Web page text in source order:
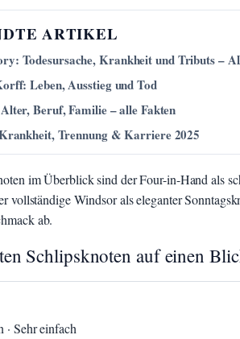
ARTIKEL
Todesursache, Krankheit und Tributs –
Leben, Ausstieg und Tod
Beruf, Familie – alle Fakten
Trennung & Karriere 2025
im Überblick sind der Four-in-Hand als
vollständige Windsor als eleganter
ab.
Schlipsknoten auf einen
· Sehr einfach